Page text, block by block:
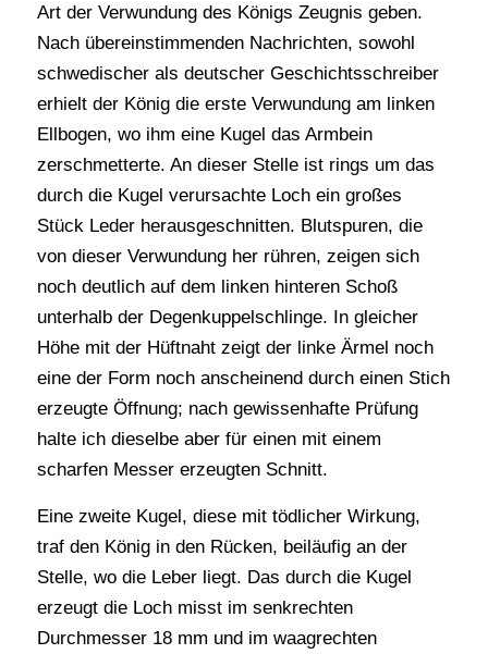
Art der Verwundung des Königs Zeugnis geben.
Nach übereinstimmenden Nachrichten, sowohl
schwedischer als deutscher Geschichtsschreiber
erhielt der König die erste Verwundung am linken
Ellbogen, wo ihm eine Kugel das Armbein
zerschmetterte. An dieser Stelle ist rings um das
durch die Kugel verursachte Loch ein großes
Stück Leder herausgeschnitten. Blutspuren, die
von dieser Verwundung her rühren, zeigen sich
noch deutlich auf dem linken hinteren Schoß
unterhalb der Degenkuppelschlinge. In gleicher
Höhe mit der Hüftnaht zeigt der linke Ärmel noch
eine der Form noch anscheinend durch einen Stich
erzeugte Öffnung; nach gewissenhafte Prüfung
halte ich dieselbe aber für einen mit einem
scharfen Messer erzeugten Schnitt.
Eine zweite Kugel, diese mit tödlicher Wirkung,
traf den König in den Rücken, beiläufig an der
Stelle, wo die Leber liegt. Das durch die Kugel
erzeugt die Loch misst im senkrechten
Durchmesser 18 mm und im waagrechten